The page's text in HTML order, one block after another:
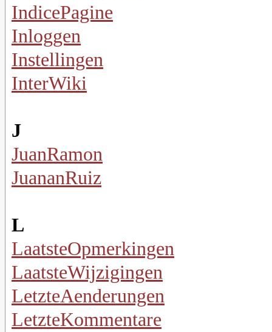
IndicePagine
Inloggen
Instellingen
InterWiki
J
JuanRamon
JuananRuiz
L
LaatsteOpmerkingen
LaatsteWijzigingen
LetzteAenderungen
LetzteKommentare